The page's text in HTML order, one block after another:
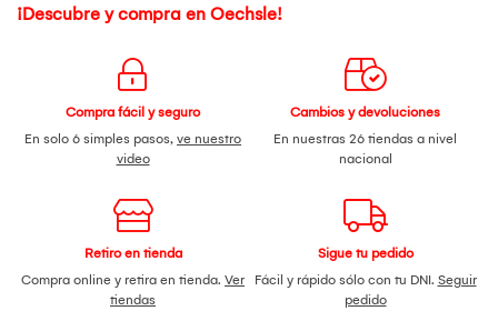
¡Descubre y compra en Oechsle!
Compra fácil y seguro
En solo 6 simples pasos, ve nuestro
video
Cambios y devoluciones
En nuestras 26 tiendas a nivel
nacional
Retiro en tienda
Compra online y retira en tienda. Ver
tiendas
Sigue tu pedido
Fácil y rápido sólo con tu DNI. Seguir
pedido